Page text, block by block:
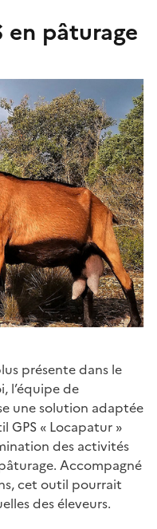
en pâturage
présente dans le
l’équipe de
une solution adaptée
GPS « Locapatur »
des activités
Accompagné
cet outil pourrait
des éleveurs.